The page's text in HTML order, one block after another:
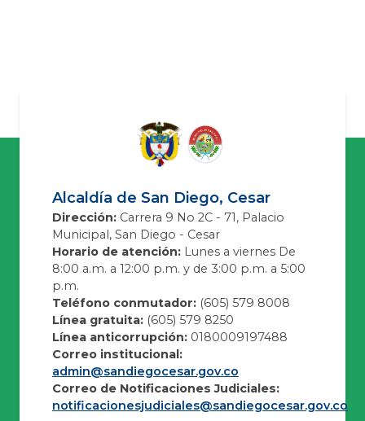
Alcaldía de San Diego, Cesar
Dirección: Carrera 9 No 2C - 71, Palacio
Municipal, San Diego - Cesar
Horario de atención: Lunes a viernes De
8:00 a.m. a 12:00 p.m. y de 3:00 p.m. a 5:00
p.m.
Teléfono conmutador: (605) 579 8008
Línea gratuita: (605) 579 8250
Línea anticorrupción: 0180009197488
Correo institucional:
admin@sandiegocesar.gov.co
Correo de Notificaciones Judiciales:
notificacionesjudiciales@sandiegocesar.gov.co